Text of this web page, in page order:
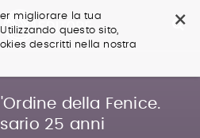
×
migliorare la tua
questo sito,
descritti nella nostra
della Fenice.
25 anni